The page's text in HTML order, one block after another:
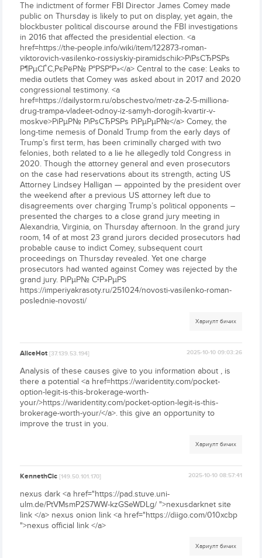
The indictment of former FBI Director James Comey made
public on Thursday is likely to put on display, yet again, the
blockbuster political discourse around the FBI investigations
in 2016 that affected the presidential election. <a
href=https://the-people.info/wiki/item/122873-roman-
viktorovich-vasilenko-rossiyskiy-piramidschik>РїРѕСЂРЅРѕ
Р¶РµСЃС‚РєРёР№ Р°РЅР°Р»</a> Central to the case: Leaks to
media outlets that Comey was asked about in 2017 and 2020
congressional testimony. <a
href=https://dailystorm.ru/obschestvo/metr-za-2-5-milliona-
drug-trampa-vladeet-odnoy-iz-samyh-dorogih-kvartir-v-
moskve>РіРµР№ РїРѕСЂРЅРѕ РіРµРµР№</a> Comey, the
long-time nemesis of Donald Trump from the early days of
Trump’s first term, has been criminally charged with two
felonies, both related to a lie he allegedly told Congress in
2020. Though the attorney general and even prosecutors
on the case had reservations about its strength, acting US
Attorney Lindsey Halligan — appointed by the president over
the weekend after a previous US attorney left due to
disagreements over charging Trump’s political opponents –
presented the charges to a close grand jury meeting in
Alexandria, Virginia, on Thursday afternoon. In the grand jury
room, 14 of at most 23 grand jurors decided prosecutors had
probable cause to indict Comey, subsequent court
proceedings on Thursday revealed. Yet one charge
prosecutors had wanted against Comey was rejected by the
grand jury. РіРµР№ С‡Р»РµРЅ
https://imperiyakrasoty.ru/251024/novosti-vasilenko-roman-
poslednie-novosti/
Хариулт бичих
AliceHot[37.139.53.194] 2025-10-10 09:03:26
Analysis of these causes give to you information about , is
there a potential <a href=https://waridentity.com/pocket-
option-legit-is-this-brokerage-worth-
your/>https://waridentity.com/pocket-option-legit-is-this-
brokerage-worth-your/</a>. this give an opportunity to
improve the trust in you.
Хариулт бичих
KennethCic[149.50.101.170] 2025-10-10 08:57:41
nexus dark <a href="https://pad.stuve.uni-
ulm.de/PtVMsmP2S7WW-kzGSeWDLg/ ">nexusdarknet site
link </a> nexus onion link <a href="https://diigo.com/010xcbp
">nexus official link </a>
Хариулт бичих